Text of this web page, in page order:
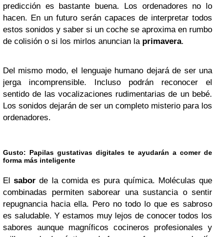
predicción es bastante buena. Los ordenadores no lo
hacen. En un futuro serán capaces de interpretar todos
estos sonidos y saber si un coche se aproxima en rumbo
de colisión o si los mirlos anuncian la primavera.
Del mismo modo, el lenguaje humano dejará de ser una
jerga incomprensible. Incluso podrán reconocer el
sentido de las vocalizaciones rudimentarias de un bebé.
Los sonidos dejarán de ser un completo misterio para los
ordenadores.
Gusto: Papilas gustativas digitales te ayudarán a comer de
forma más inteligente
Elsabor de la comida es pura química. Moléculas que
combinadas permiten saborear una sustancia o sentir
repugnancia hacia ella. Pero no todo lo que es sabroso
es saludable. Y estamos muy lejos de conocer todos los
sabores aunque magníficos cocineros profesionales y